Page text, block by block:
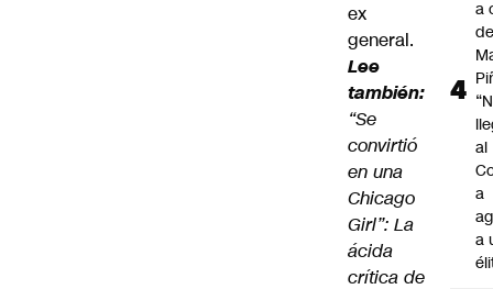
ex
general.
Lee
también:
“Se
convirtió
en una
Chicago
Girl”: La
ácida
crítica de
a
de
al
a
a